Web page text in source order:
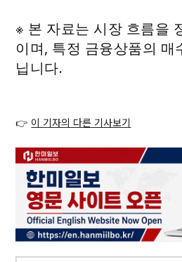
※ 본 자료는 시장 흐름을
이며, 특정 금융상품의 매
닙니다.
👉 이 기자의 다른 기사보기